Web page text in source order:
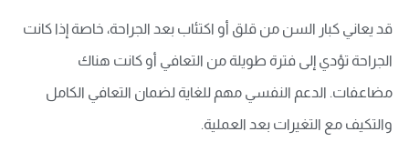
قد يعاني كبار السن من قلق أو اكتئاب بعد الجراحة، خاصة إذا كانت
الجراحة تؤدي إلى فترة طويلة من التعافي أو كانت هناك
مضاعفات. الدعم النفسي مهم للغاية لضمان التعافي الكامل
والتكيف مع التغيرات بعد العملية.